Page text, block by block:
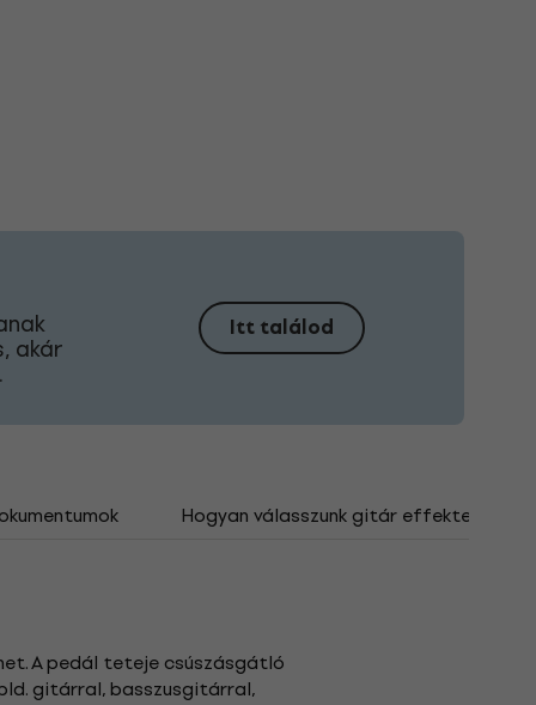
akár
Itt találod
Hogyan válasszunk gitár effektet
A pedál teteje csúszásgátló
gitárral, basszusgitárral,